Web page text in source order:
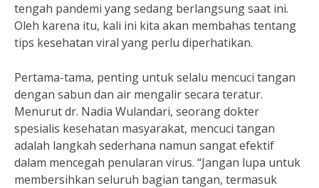
tengah pandemi yang sedang berlangsung saat ini.
Oleh karena itu, kali ini kita akan membahas tentang
tips kesehatan viral yang perlu diperhatikan.
Pertama-tama, penting untuk selalu mencuci tangan
dengan sabun dan air mengalir secara teratur.
Menurut dr. Nadia Wulandari, seorang dokter
spesialis kesehatan masyarakat, mencuci tangan
adalah langkah sederhana namun sangat efektif
dalam mencegah penularan virus. “Jangan lupa untuk
membersihkan seluruh bagian tangan, termasuk